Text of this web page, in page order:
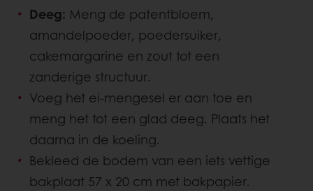
Deeg: Meng de patentbloem,
amandelpoeder, poedersuiker,
cakemargarine en zout tot een
zanderige structuur.
Voeg het ei-mengesel er aan toe en
meng het tot een glad deeg. Plaats het
daarna in de koeling.
Bekleed de bodem van een iets vettige
bakplaat 57 x 20 cm met bakpapier.